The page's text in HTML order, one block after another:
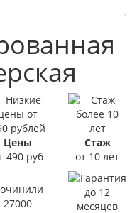
Цены
490 руб
Стаж
от 10 лет